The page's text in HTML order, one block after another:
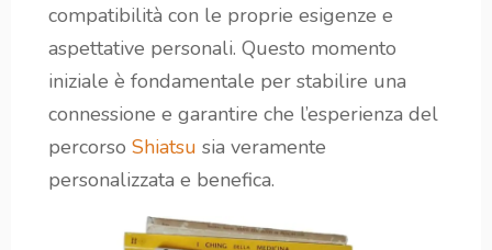
compatibilità con le proprie esigenze e
aspettative personali. Questo momento
iniziale è fondamentale per stabilire una
connessione e garantire che l’esperienza del
percorso Shiatsu sia veramente
personalizzata e benefica.